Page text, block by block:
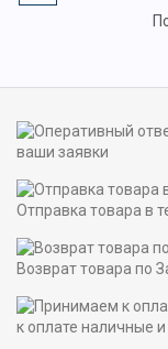
ваши заявки
Отправка товара в
Возврат товара по
к оплате наличные